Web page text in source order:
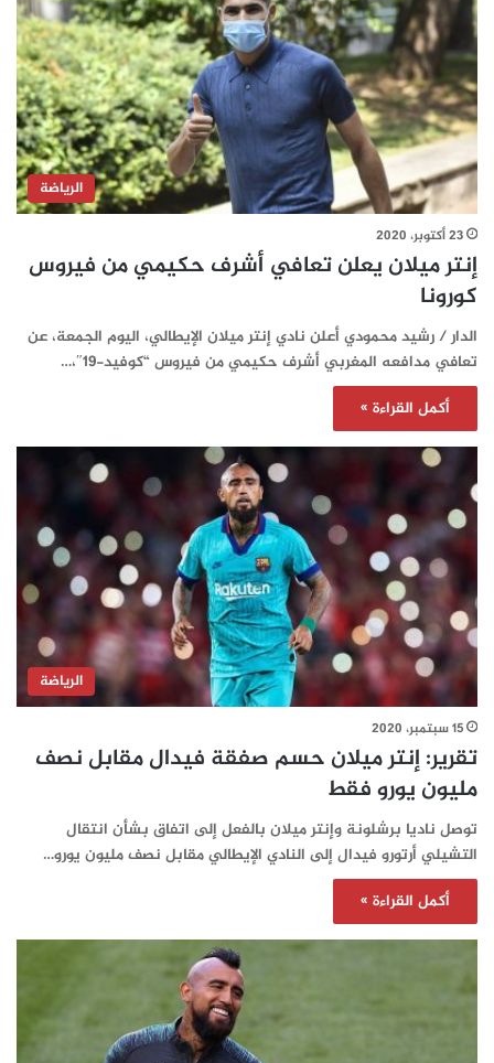
الرياضة
23 أكتوبر، 2020
إنتر ميلان يعلن تعافي أشرف حكيمي من فيروس
كورونا
الدار / رشيد محمودي أعلن نادي إنتر ميلان الإيطالي، اليوم الجمعة، عن
تعافي مدافعه المغربي أشرف حكيمي من فيروس “كوفيد-19″،…
أكمل القراءة »
الرياضة
15 سبتمبر، 2020
تقرير: إنتر ميلان حسم صفقة فيدال مقابل نصف
مليون يورو فقط
توصل ناديا برشلونة وإنتر ميلان بالفعل إلى اتفاق بشأن انتقال
التشيلي أرتورو فيدال إلى النادي الإيطالي مقابل نصف مليون يورو…
أكمل القراءة »